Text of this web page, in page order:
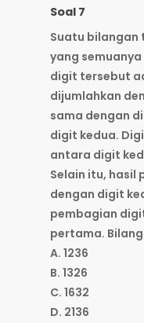
Soal 7
Suatu bilangan
yang
digit tersebut
dijumlahkan
sama dengan
digit kedua.
antara digit
Selain itu, hasil
dengan digit
pembagian
pertama.
A. 1236
B. 1326
C. 1632
D. 2136